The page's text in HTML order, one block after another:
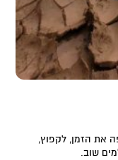
את הזמן, לקפוץ,
שוב.